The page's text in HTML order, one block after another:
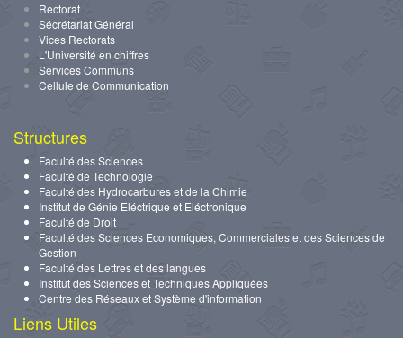
Rectorat
Sécrétariat Général
Vices Rectorats
L'Université en chiffres
Services Communs
Cellule de Communication
Structures
Faculté des Sciences
Faculté de Technologie
Faculté des Hydrocarbures et de la Chimie
Institut de Génie Eléctrique et Eléctronique
Faculté de Droit
Faculté des Sciences Economiques, Commerciales et des Sciences de
Gestion
Faculté des Lettres et des langues
Institut des Sciences et Techniques Appliquées
Centre des Réseaux et Système d'information
Liens Utiles